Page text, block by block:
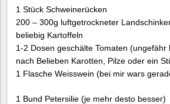
1 Stück Schweinerücken
200 – 300g luftgetrockneter
beliebig Kartoffeln
1-2 Dosen geschälte Tomaten
nach Belieben Karotten, Pilze oder ein
1 Flasche Weisswein (bei mir wars
1 Bund Petersilie (je mehr desto besser)